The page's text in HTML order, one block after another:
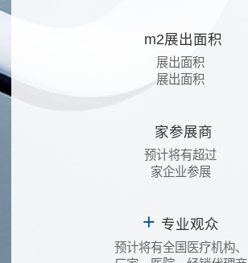
m2展出面积
展出面积
展出面积
家参展商
预计将有超过
家企业参展
+ 专业观众
预计将有全国医疗机构、